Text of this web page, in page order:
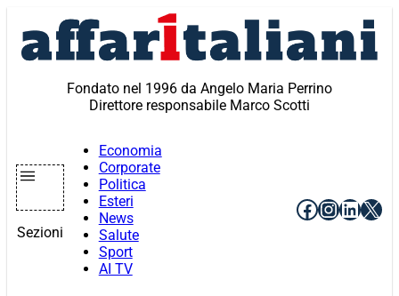
contenuto
Fondato nel 1996 da Angelo Maria Perrino
Direttore responsabile Marco Scotti
Sezioni
Economia
Corporate
Politica
Esteri
News
Salute
Sport
AI TV
Facebook
X